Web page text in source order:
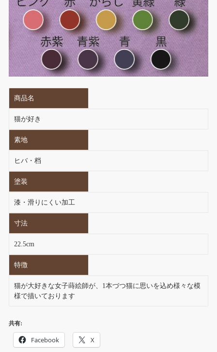
商品名
猫が好き
素地
ヒバ・档
塗装
漆・滑りにくい加工
寸法
22.5cm
特徴
猫が大好きな女子蒔絵師が、1本づつ猫に思いを込め様々な模
様で描いております
共有:
Facebook X